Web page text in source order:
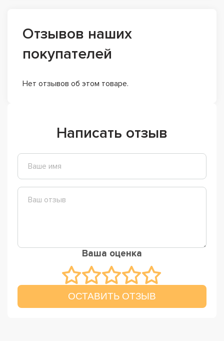
Отзывов наших
покупателей
Нет отзывов об этом товаре.
Написать отзыв
Ваша оценка
ОСТАВИТЬ ОТЗЫВ